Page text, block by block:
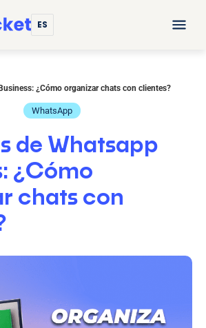
ES
¿Cómo organizar chats con clientes?
WhatsApp
de Whatsapp
¿Cómo
chats con